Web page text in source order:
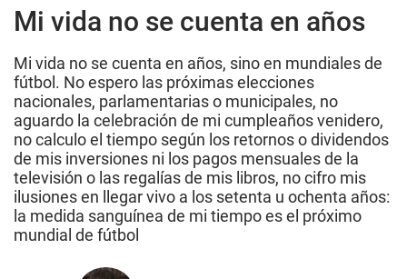
Mi vida no se cuenta en años
Mi vida no se cuenta en años, sino en mundiales de
fútbol. No espero las próximas elecciones
nacionales, parlamentarias o municipales, no
aguardo la celebración de mi cumpleaños venidero,
no calculo el tiempo según los retornos o dividendos
de mis inversiones ni los pagos mensuales de la
televisión o las regalías de mis libros, no cifro mis
ilusiones en llegar vivo a los setenta u ochenta años:
la medida sanguínea de mi tiempo es el próximo
mundial de fútbol